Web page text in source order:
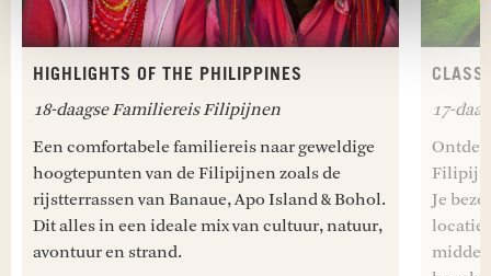
HIGHLIGHTS OF THE PHILIPPINES
18-daagse Familiereis Filipijnen
Een comfortabele familiereis naar geweldige
hoogtepunten van de Filipijnen zoals de
rijstterrassen van Banaue, Apo Island & Bohol.
Dit alles in een ideale mix van cultuur, natuur,
avontuur en strand.
17-
Je